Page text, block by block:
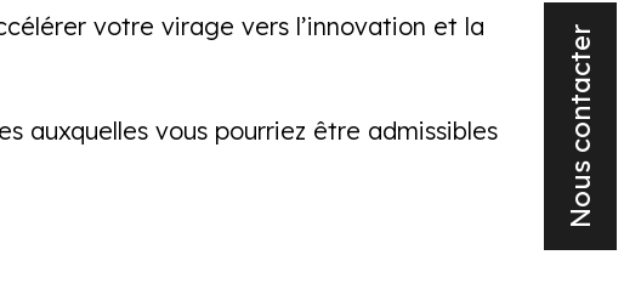
Nous contacter
votre virage vers l’innovation et la
auxquelles vous pourriez être admissibles